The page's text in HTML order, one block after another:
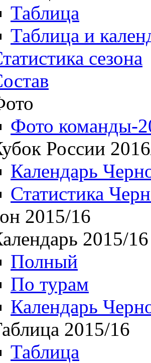
Таблица
Таблица и
сезона
Фото команды-
России
Календарь
Статистика
2015/16
2015/16
Полный
По турам
Календарь
2015/16
Таблица